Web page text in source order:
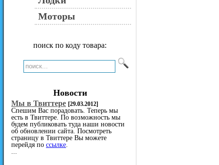
Моторы
поиск по коду товара:
Новости
Мы в Твиттере [29.03.2012]
Спешим Вас порадовать. Теперь мы
есть в Твиттере. По возможность мы
будем публиковать туда наши новости
об обновлении сайта. Посмотреть
страницу в Твиттере Вы можете
перейдя по ссылке